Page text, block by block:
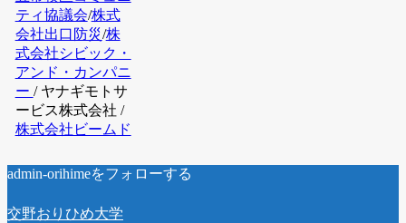
ティ協議会/株式
会社出口防災/株
式会社シビック・
アンド・カンパニ
ー / ヤナギモトサ
ービス株式会社 /
株式会社ビームド
admin-orihimeをフォローする
交野おりひめ大学